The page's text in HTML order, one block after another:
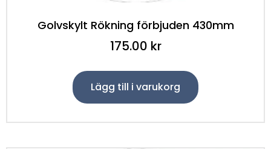
Golvskylt Rökning förbjuden 430mm
175.00 kr
Lägg till i varukorg